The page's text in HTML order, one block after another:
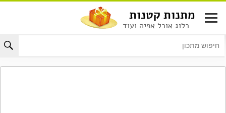
לתוכן
מתנות קטנות
בלוג אוכל אפיה ועוד